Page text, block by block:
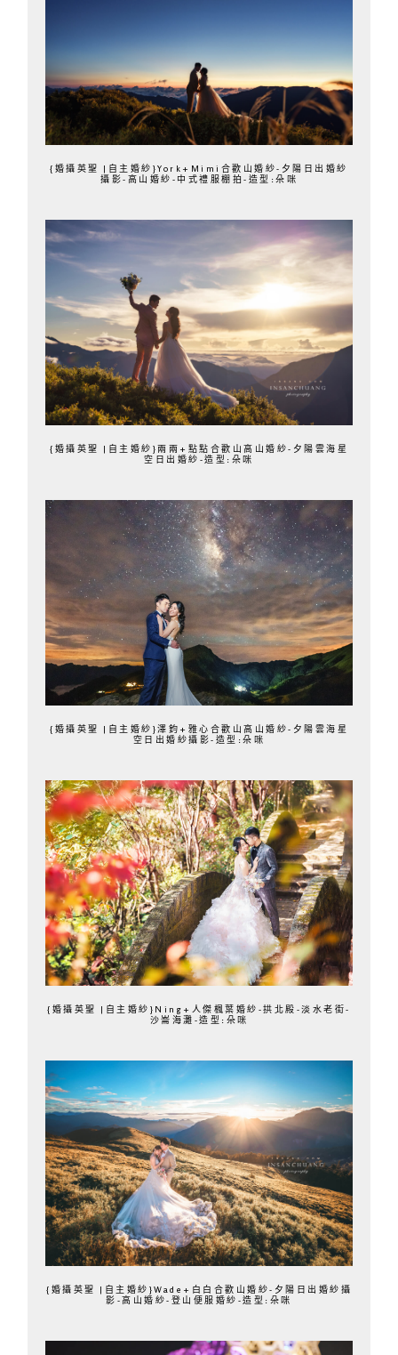
{婚攝英聖 |自主婚紗}York+Mimi合歡山婚紗-夕陽日出婚紗
攝影-高山婚紗-中式禮服棚拍-造型:朵咪
{婚攝英聖 |自主婚紗}兩兩+點點合歡山高山婚紗-夕陽雲海星
空日出婚紗-造型:朵咪
{婚攝英聖 |自主婚紗}澤鈞+雅心合歡山高山婚紗-夕陽雲海星
空日出婚紗攝影-造型:朵咪
{婚攝英聖 |自主婚紗}Ning+人傑楓葉婚紗-拱北殿-淡水老街-
沙崙海灘-造型:朵咪
{婚攝英聖 |自主婚紗}Wade+白白合歡山婚紗-夕陽日出婚紗攝
影-高山婚紗-登山便服婚紗-造型:朵咪